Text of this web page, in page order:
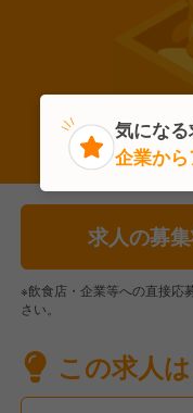
求人の募
※飲食店・企業等への直接応
さい。
この求人
気になる
企業か